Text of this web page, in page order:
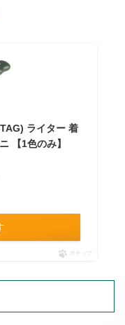
ライター 着
【1色のみ】
ポチップ